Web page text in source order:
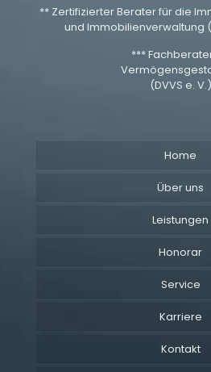
** Zertifizierter Berater für die
und Immobilienverwaltung
***
(DVVS e. V.)
Home
Über uns
Leistungen
Honorar
Service
Karriere
Kontakt